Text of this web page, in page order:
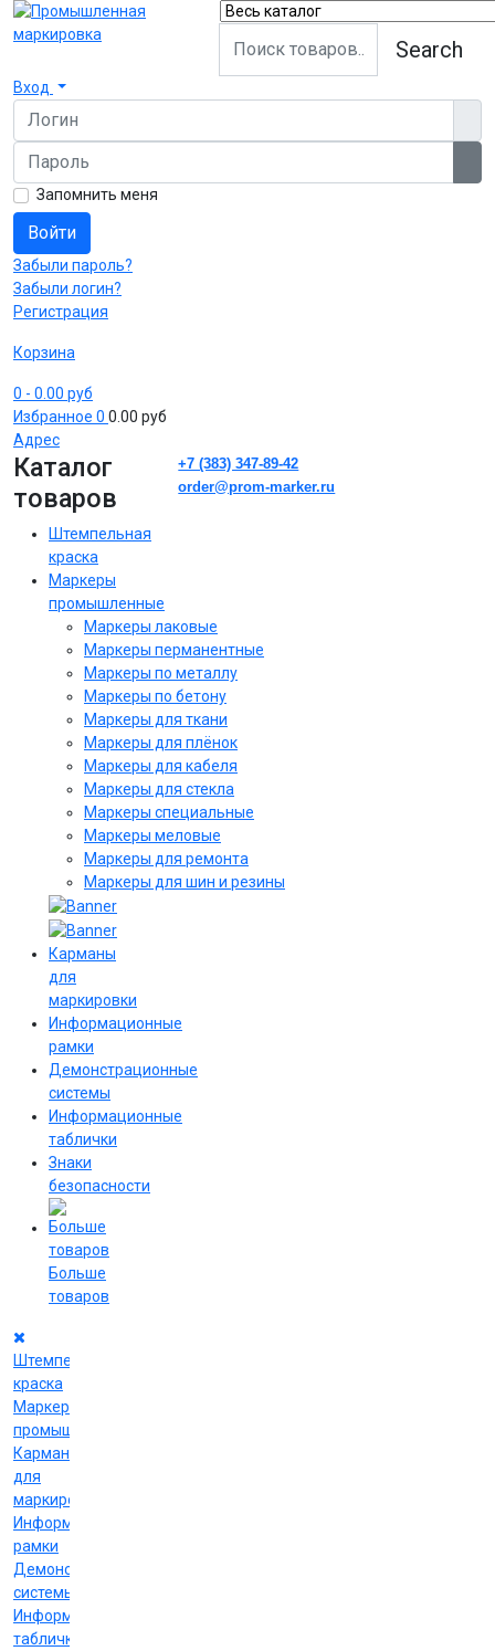
Search
Вход
Логин
Пароль
Запомнить меня
Войти
Забыли пароль?
Забыли логин?
Регистрация
Корзина
0 - 0.00 руб
Избранное 0 0.00 руб
Адрес
Каталог
товаров
Штемпельная
краска
Маркеры
промышленные
Маркеры лаковые
Маркеры перманентные
Маркеры по металлу
Маркеры по бетону
Маркеры для ткани
Маркеры для плёнок
Маркеры для кабеля
Маркеры для стекла
Маркеры специальные
Маркеры меловые
Маркеры для ремонта
Маркеры для шин и резины
Карманы
для
маркировки
Информационные
рамки
Демонстрационные
системы
Информационные
таблички
Знаки
безопасности
Больше
товаров
Штемпельная
краска
Маркеры
промышленные
Карманы
для
маркировки
Информационные
рамки
Демонстрационные
системы
Информационные
таблички
+7 (383) 347-89-42
order@prom-marker.ru